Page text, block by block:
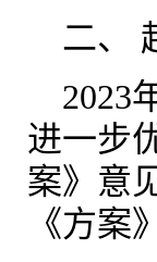
二、
2023
进一步
案》意
《方案